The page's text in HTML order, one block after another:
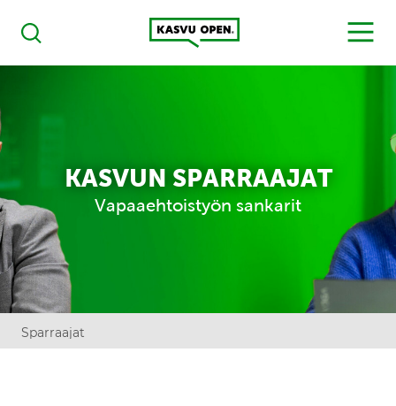
Haku
Kasvu Open
MENU
KASVUN SPARRAAJAT
Vapaaehtoistyön sankarit
Sparraajat